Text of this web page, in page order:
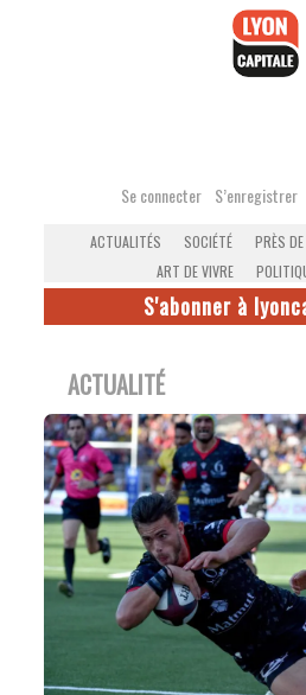
Se connecter S’enregistrer
ACTUALITÉS SOCIÉTÉ PRÈS
ART DE VIVRE
S'abonner à
ACTUALITÉ